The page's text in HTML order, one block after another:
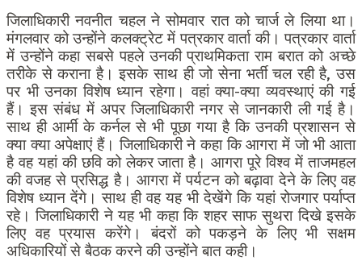
जिलाधिकारी नवनीत चहल ने सोमवार रात को चार्ज ले लिया था।
मंगलवार को उन्होंने कलक्ट्रेट में पत्रकार वार्ता की। पत्रकार वार्ता
में उन्होंने कहा सबसे पहले उनकी प्राथमिकता राम बरात को अच्छे
तरीके से कराना है। इसके साथ ही जो सेना भर्ती चल रही है, उस
पर भी उनका विशेष ध्यान रहेगा। वहां क्या-क्या व्यवस्थाएं की गई
हैं। इस संबंध में अपर जिलाधिकारी नगर से जानकारी ली गई है।
साथ ही आर्मी के कर्नल से भी पूछा गया है कि उनकी प्रशासन से
क्या क्या अपेक्षाएं हैं। जिलाधिकारी ने कहा कि आगरा में जो भी आता
है वह यहां की छवि को लेकर जाता है। आगरा पूरे विश्व में ताजमहल
की वजह से प्रसिद्ध है। आगरा में पर्यटन को बढ़ावा देने के लिए वह
विशेष ध्यान देंगे। साथ ही वह यह भी देखेंगे कि यहां रोजगार पर्याप्त
रहे। जिलाधिकारी ने यह भी कहा कि शहर साफ सुथरा दिखे इसके
लिए वह प्रयास करेंगे। बंदरों को पकड़ने के लिए भी सक्षम
अधिकारियों से बैठक करने की उन्होंने बात कही।